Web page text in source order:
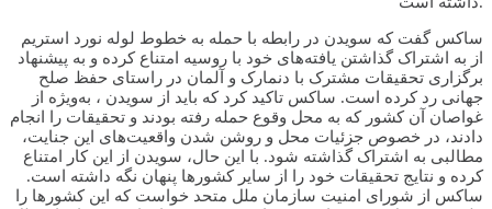
ساکس گفت که سویدن در رابطه با حمله به خطوط لوله نورد استریم
از به اشتراک گذاشتن یافته‌های خود با روسیه امتناع کرده و به پیشنهاد
برگزاری تحقیقات مشترک با دنمارک و آلمان در راستای حفظ صلح
جهانی رد کرده است. ساکس تاکید کرد که باید از سویدن ، به‌ویژه از
غواصان آن کشور که به محل وقوع حمله رفته بودند و تحقیقات را انجام
دادند، در خصوص جزئیات محل و روشن شدن واقعیت‌های این جنایت،
مطالبی به اشتراک گذاشته شود. با این حال، سویدن از این کار امتناع
کرده و نتایج تحقیقات خود را از سایر کشورها پنهان نگه داشته است.
ساکس از شورای امنیت سازمان ملل متحد خواست که این کشورها را